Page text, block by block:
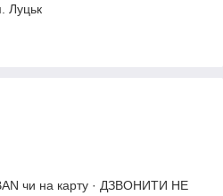
Луцьк
чи на карту · ДЗВОНИТИ НЕ